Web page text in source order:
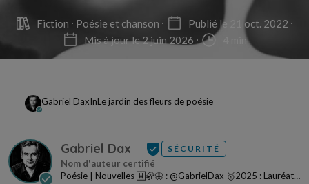
Fiction Poésie et chanson
Publié le 21 oct. 2022
Mis à jour le 2 juin 2026
4 min
Gabriel DaxInLe jardin des fleurs de poésie
Gabriel Dax SÉCURITÉ
Poésie | Nouvelles 🅆🦣🦋 : @GabrielDax 🥇2025 : Lauréat